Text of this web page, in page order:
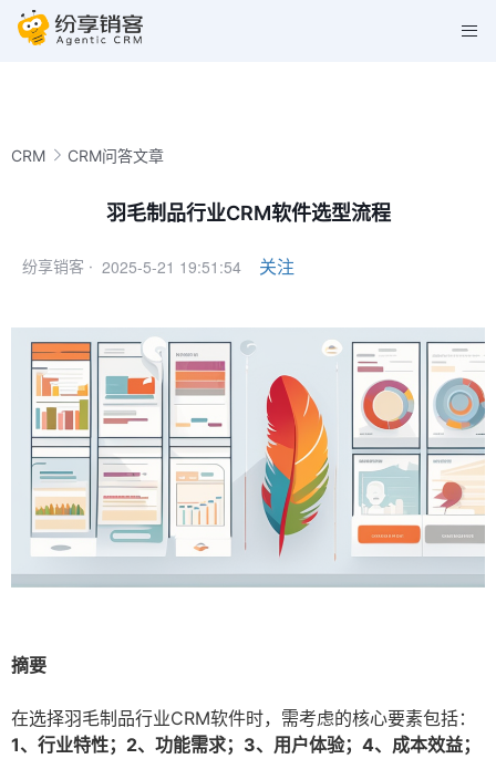
CRM CRM问答文章
羽毛制品行业CRM软件选型流程
纷享销客 · 2025-5-21 19:51:54 关注
摘要
在选择羽毛制品行业CRM软件时，需考虑的核心要素包括：
1、行业特性；2、功能需求；3、用户体验；4、成本效益；